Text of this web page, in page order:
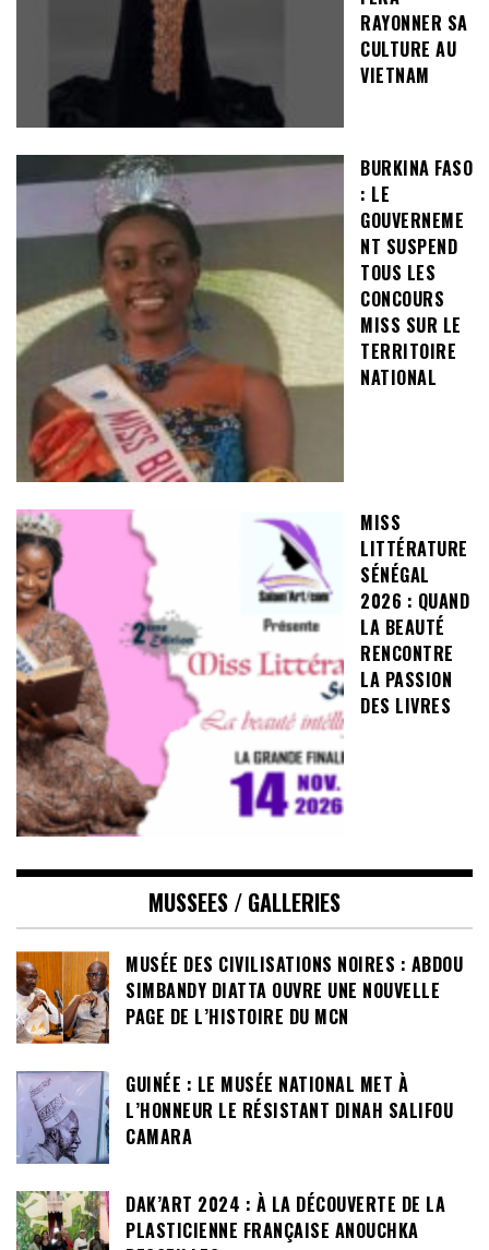
RAYONNER SA
CULTURE AU
VIETNAM
BURKINA FASO
: LE
GOUVERNEME
NT SUSPEND
TOUS LES
CONCOURS
MISS SUR LE
TERRITOIRE
NATIONAL
MISS
LITTÉRATURE
SÉNÉGAL
2026 : QUAND
LA BEAUTÉ
RENCONTRE
LA PASSION
DES LIVRES
MUSSEES / GALLERIES
MUSÉE DES CIVILISATIONS NOIRES : ABDOU
SIMBANDY DIATTA OUVRE UNE NOUVELLE
PAGE DE L’HISTOIRE DU MCN
GUINÉE : LE MUSÉE NATIONAL MET À
L’HONNEUR LE RÉSISTANT DINAH SALIFOU
CAMARA
DAK’ART 2024 : À LA DÉCOUVERTE DE LA
PLASTICIENNE FRANÇAISE ANOUCHKA